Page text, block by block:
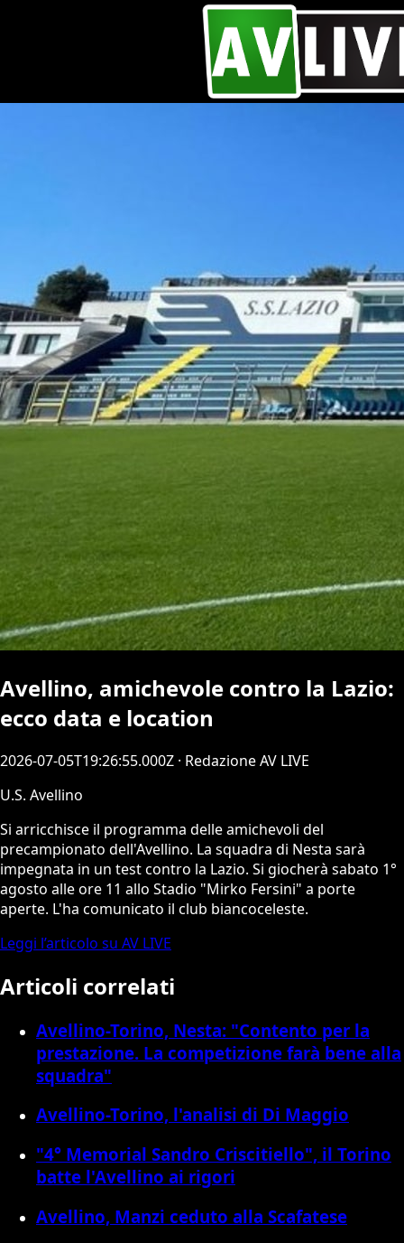
Avellino, amichevole contro la Lazio:
ecco data e location
2026-07-05T19:26:55.000Z · Redazione AV LIVE
U.S. Avellino
Si arricchisce il programma delle amichevoli del
precampionato dell'Avellino. La squadra di Nesta sarà
impegnata in un test contro la Lazio. Si giocherà sabato 1°
agosto alle ore 11 allo Stadio "Mirko Fersini" a porte
aperte. L'ha comunicato il club biancoceleste.
Leggi l’articolo su AV LIVE
Articoli correlati
Avellino-Torino, Nesta: "Contento per la
prestazione. La competizione farà bene alla
squadra"
Avellino-Torino, l'analisi di Di Maggio
"4° Memorial Sandro Criscitiello", il Torino
batte l'Avellino ai rigori
Avellino, Manzi ceduto alla Scafatese